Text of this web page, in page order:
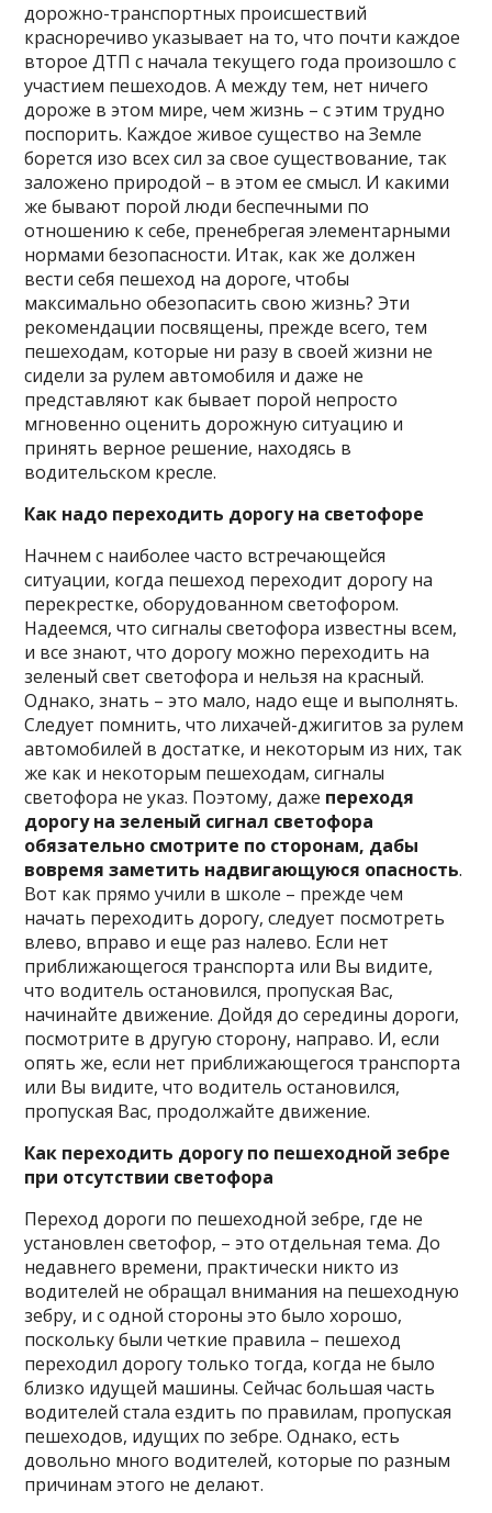
дорожно-транспортных происшествий
красноречиво указывает на то, что почти каждое
второе ДТП с начала текущего года произошло с
участием пешеходов. А между тем, нет ничего
дороже в этом мире, чем жизнь – с этим трудно
поспорить. Каждое живое существо на Земле
борется изо всех сил за свое существование, так
заложено природой – в этом ее смысл. И какими
же бывают порой люди беспечными по
отношению к себе, пренебрегая элементарными
нормами безопасности. Итак, как же должен
вести себя пешеход на дороге, чтобы
максимально обезопасить свою жизнь? Эти
рекомендации посвящены, прежде всего, тем
пешеходам, которые ни разу в своей жизни не
сидели за рулем автомобиля и даже не
представляют как бывает порой непросто
мгновенно оценить дорожную ситуацию и
принять верное решение, находясь в
водительском кресле.
Как надо переходить дорогу на светофоре
Начнем с наиболее часто встречающейся
ситуации, когда пешеход переходит дорогу на
перекрестке, оборудованном светофором.
Надеемся, что сигналы светофора известны всем,
и все знают, что дорогу можно переходить на
зеленый свет светофора и нельзя на красный.
Однако, знать – это мало, надо еще и выполнять.
Следует помнить, что лихачей-джигитов за рулем
автомобилей в достатке, и некоторым из них, так
же как и некоторым пешеходам, сигналы
светофора не указ. Поэтому, даже переходя
дорогу на зеленый сигнал светофора
обязательно смотрите по сторонам, дабы
вовремя заметить надвигающуюся опасность.
Вот как прямо учили в школе – прежде чем
начать переходить дорогу, следует посмотреть
влево, вправо и еще раз налево. Если нет
приближающегося транспорта или Вы видите,
что водитель остановился, пропуская Вас,
начинайте движение. Дойдя до середины дороги,
посмотрите в другую сторону, направо. И, если
опять же, если нет приближающегося транспорта
или Вы видите, что водитель остановился,
пропуская Вас, продолжайте движение.
Как переходить дорогу по пешеходной зебре
при отсутствии светофора
Переход дороги по пешеходной зебре, где не
установлен светофор, – это отдельная тема. До
недавнего времени, практически никто из
водителей не обращал внимания на пешеходную
зебру, и с одной стороны это было хорошо,
поскольку были четкие правила – пешеход
переходил дорогу только тогда, когда не было
близко идущей машины. Сейчас большая часть
водителей стала ездить по правилам, пропуская
пешеходов, идущих по зебре. Однако, есть
довольно много водителей, которые по разным
причинам этого не делают.